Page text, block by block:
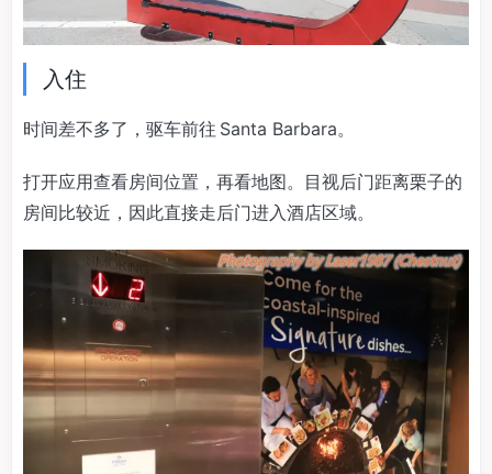
入住
时间差不多了，驱车前往 Santa Barbara。
打开应用查看房间位置，再看地图。目视后门距离栗子的
房间比较近，因此直接走后门进入酒店区域。